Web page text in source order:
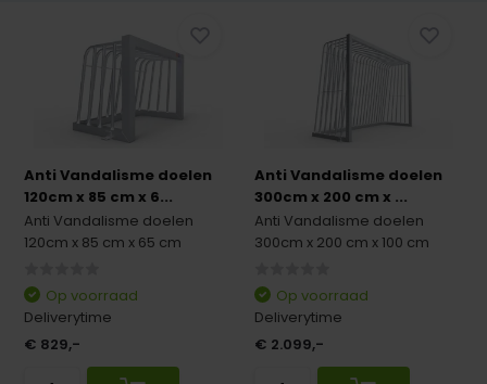
Anti Vandalisme doelen
120cm x 85 cm x 6...
Anti Vandalisme doelen
120cm x 85 cm x 65 cm
Op voorraad
Deliverytime
€ 829,-
Anti Vandalisme doelen
300cm x 200 cm x ...
Anti Vandalisme doelen
300cm x 200 cm x 100 cm
Op voorraad
Deliverytime
€ 2.099,-